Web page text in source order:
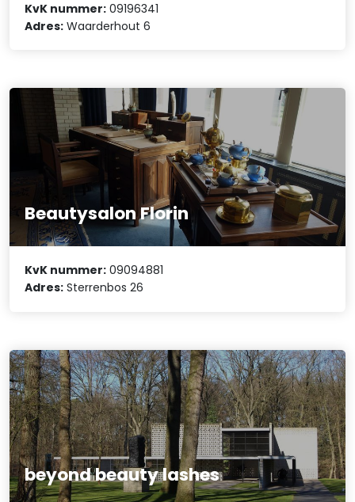
KvK nummer: 09196341
Adres: Waarderhout 6
Beautysalon Florin
KvK nummer: 09094881
Adres: Sterrenbos 26
beyond beauty lashes